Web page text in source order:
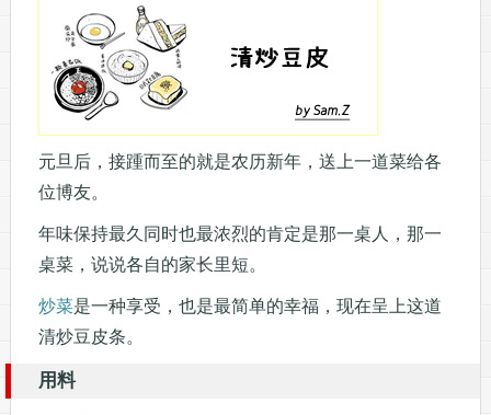
元旦后，接踵而至的就是农历新年，送上一道菜给各
位博友。
年味保持最久同时也最浓烈的肯定是那一桌人，那一
桌菜，说说各自的家长里短。
炒菜是一种享受，也是最简单的幸福，现在呈上这道
清炒豆皮条。
用料